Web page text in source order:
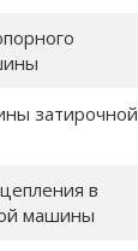
затирочной
в
машины